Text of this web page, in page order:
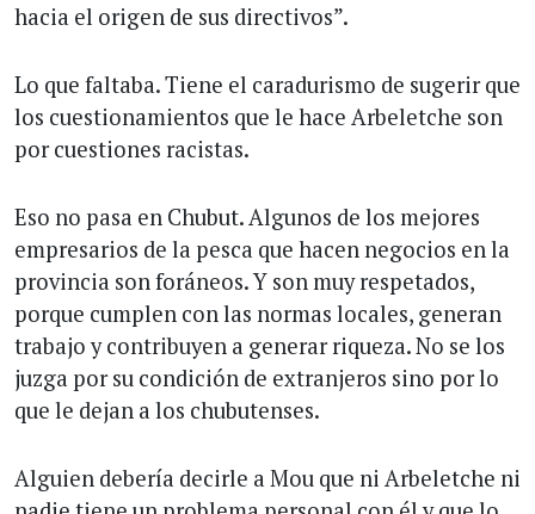
hacia el origen de sus directivos”.
Lo que faltaba. Tiene el caradurismo de sugerir que
los cuestionamientos que le hace Arbeletche son
por cuestiones racistas.
Eso no pasa en Chubut. Algunos de los mejores
empresarios de la pesca que hacen negocios en la
provincia son foráneos. Y son muy respetados,
porque cumplen con las normas locales, generan
trabajo y contribuyen a generar riqueza. No se los
juzga por su condición de extranjeros sino por lo
que le dejan a los chubutenses.
Alguien debería decirle a Mou que ni Arbeletche ni